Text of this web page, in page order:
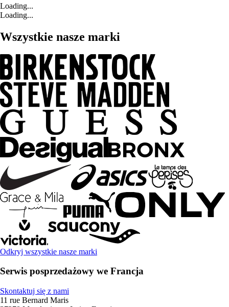
Loading...
Loading...
Wszystkie nasze marki
Odkryj wszystkie nasze marki
Serwis posprzedażowy we Francja
Skontaktuj się z nami
11 rue Bernard Maris